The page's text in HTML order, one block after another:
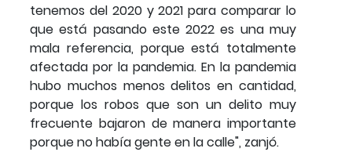
tenemos del 2020 y 2021 para comparar lo
que está pasando este 2022 es una muy
mala referencia, porque está totalmente
afectada por la pandemia. En la pandemia
hubo muchos menos delitos en cantidad,
porque los robos que son un delito muy
frecuente bajaron de manera importante
porque no había gente en la calle", zanjó.